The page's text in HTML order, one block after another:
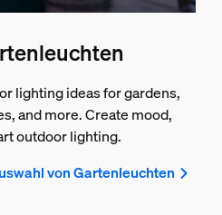
lighting ideas for gardens,
and more. Create mood,
outdoor lighting.
von Gartenleuchten